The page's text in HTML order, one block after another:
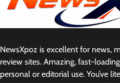
NewsXpoz is excellent for news,
review sites. Amazing, fast-
personal or editorial use. You’ve